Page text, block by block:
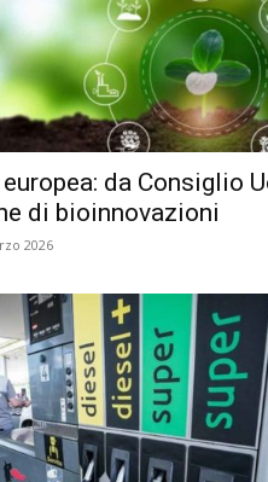
da Consiglio
di bioinnovazioni
2026